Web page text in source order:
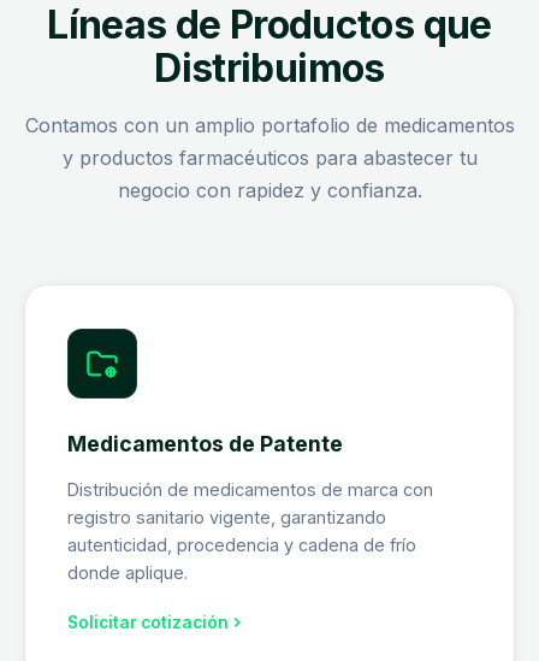
Líneas de Productos que
Distribuimos
Contamos con un amplio portafolio de medicamentos
y productos farmacéuticos para abastecer tu
negocio con rapidez y confianza.
Medicamentos de Patente
Distribución de medicamentos de marca con
registro sanitario vigente, garantizando
autenticidad, procedencia y cadena de frío
donde aplique.
Solicitar cotización